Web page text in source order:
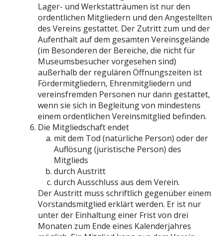
Lager- und Werkstatträumen ist nur den
ordentlichen Mitgliedern und den Angestellten
des Vereins gestattet. Der Zutritt zum und der
Aufenthalt auf dem gesamten Vereinsgelände
(im Besonderen der Bereiche, die nicht für
Museumsbesucher vorgesehen sind)
außerhalb der regulären Öffnungszeiten ist
Fördermitgliedern, Ehrenmitgliedern und
vereinsfremden Personen nur dann gestattet,
wenn sie sich in Begleitung von mindestens
einem ordentlichen Vereinsmitglied befinden.
Die Mitgliedschaft endet
mit dem Tod (natürliche Person) oder der
Auflösung (juristische Person) des
Mitglieds
durch Austritt
durch Ausschluss aus dem Verein.
Der Austritt muss schriftlich gegenüber einem
Vorstandsmitglied erklärt werden. Er ist nur
unter der Einhaltung einer Frist von drei
Monaten zum Ende eines Kalenderjahres